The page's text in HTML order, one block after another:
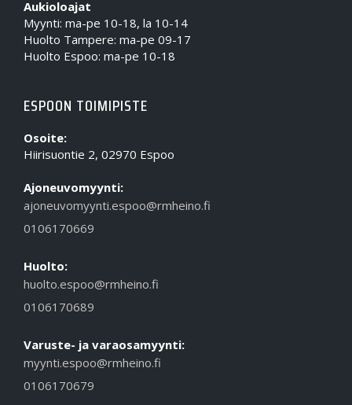
Aukioloajat
Myynti: ma-pe 10-18, la 10-14
Huolto Tampere: ma-pe 09-17
Huolto Espoo: ma-pe 10-18
ESPOON TOIMIPISTE
Osoite:
Hiirisuontie 2, 02970 Espoo
Ajoneuvomyynti:
ajoneuvomyynti.espoo@rmheino.fi
0106170669
Huolto:
huolto.espoo@rmheino.fi
0106170689
Varuste- ja varaosamyynti:
myynti.espoo@rmheino.fi
0106170679